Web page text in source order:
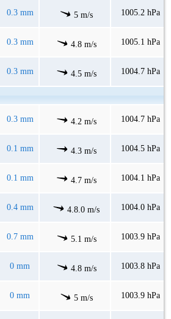
0.3 mm 5 m/s 1005.2 hPa
0.3 mm 4.8 m/s 1005.1 hPa
0.3 mm 4.5 m/s 1004.7 hPa
0.3 mm 4.2 m/s 1004.7 hPa
0.1 mm 4.3 m/s 1004.5 hPa
0.1 mm 4.7 m/s 1004.1 hPa
0.4 mm 4.8.0 m/s 1004.0 hPa
0.7 mm 5.1 m/s 1003.9 hPa
0 mm 4.8 m/s 1003.8 hPa
0 mm 5 m/s 1003.9 hPa